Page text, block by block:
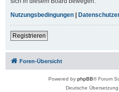
Nutzungsbedingungen|
Registrieren
Foren-Übersicht
Powered by phpBB® Forum
Deutsche